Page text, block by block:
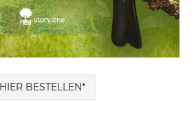
HIER BESTELLEN*